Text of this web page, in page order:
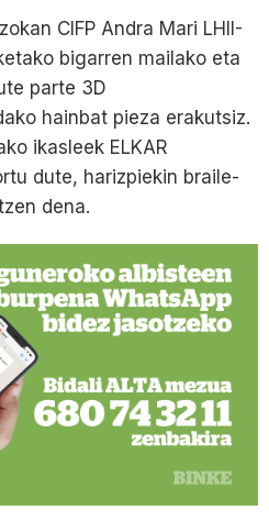
CIFP Andra Mari LHII-
bigarren mailako eta
parte 3D
hainbat pieza erakutsiz.
ikasleek ELKAR
dute, harizpiekin braile-
dena.